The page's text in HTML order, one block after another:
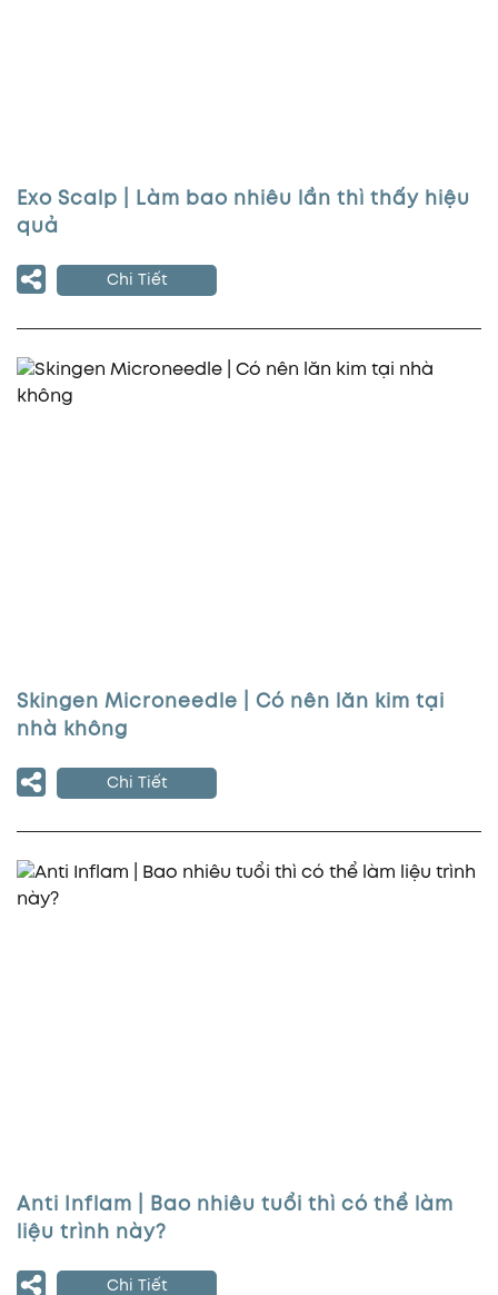
Exo Scalp | Làm bao nhiêu lần thì thấy hiệu
quả
Chi Tiết
Skingen Microneedle | Có nên lăn kim tại
nhà không
Chi Tiết
Anti Inflam | Bao nhiêu tuổi thì có thể làm
liệu trình này?
Chi Tiết